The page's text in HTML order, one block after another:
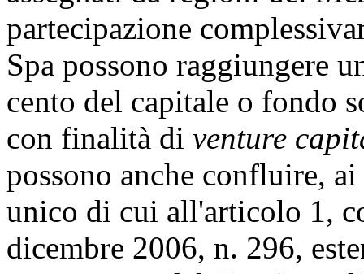
partecipazione
Spa possono raggiungere
cento del capitale o fondo
con finalità di venture
possono anche confluire,
unico di cui all'articolo 1,
dicembre 2006, n. 296,